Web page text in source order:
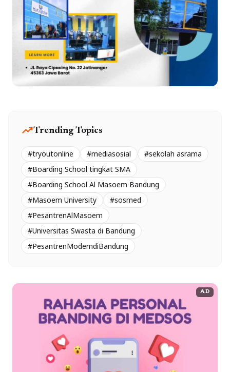
trending_upTrending Topics
#tryoutonline #mediasosial
#sekolah asrama
#Boarding School tingkat SMA
#Boarding School Al Masoem Bandung
#Masoem University
#sosmed
#PesantrenAlMasoem
#Universitas Swasta di Bandung
#PesantrenModerndiBandung
AD